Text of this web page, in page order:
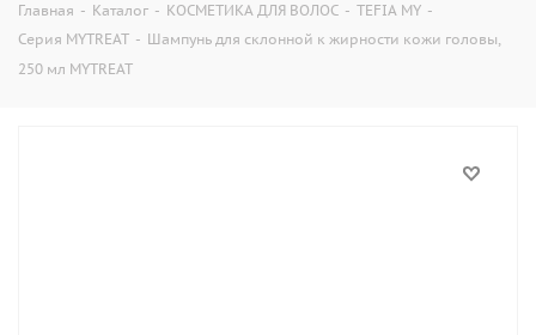
Главная - Каталог - КОСМЕТИКА ДЛЯ ВОЛОС - TEFIA MY -
Серия MYTREAT - Шампунь для склонной к жирности кожи головы,
250 мл MYTREAT